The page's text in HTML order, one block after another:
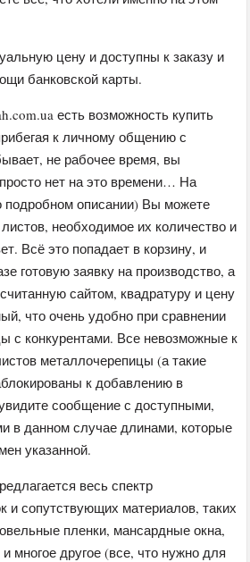
цену и доступны к заказу и
банковской карты.
есть возможность купить
к личному общению с
не рабочее время, вы
нет на это времени… На
подробном описании) Вы можете
необходимое их количество и
Всё это попадает в корзину, и
готовую заявку на производство, а
сайтом, квадратуру и цену
что очень удобно при сравнении
с конкурентами. Все невозможные к
металлочерепицы (а такие
к добавлению в
сообщение с доступными,
в данном случае длинами, которые
указанной.
весь спектр
и сопутствующих материалов, таких
пленки, мансардные окна,
многое другое (все, что нужно для